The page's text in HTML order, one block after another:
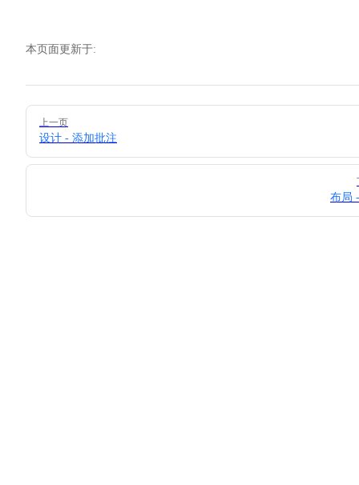
本页面更新于:
Pager
上一页
设计 - 添加批注
布局